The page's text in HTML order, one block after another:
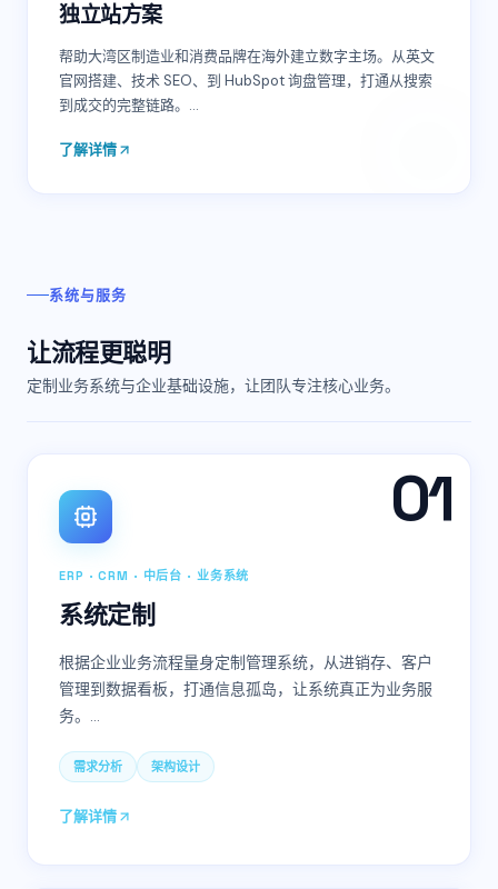
独立站方案
帮助大湾区制造业和消费品牌在海外建立数字主场。从英文
官网搭建、技术 SEO、到 HubSpot 询盘管理，打通从搜索
到成交的完整链路。 …
了解详情
系统与服务
让流程更聪明
定制业务系统与企业基础设施，让团队专注核心业务。
01
ERP · CRM · 中后台 · 业务系统
系统定制
根据企业业务流程量身定制管理系统，从进销存、客户
管理到数据看板，打通信息孤岛，让系统真正为业务服
务。
需求分析 架构设计
了解详情